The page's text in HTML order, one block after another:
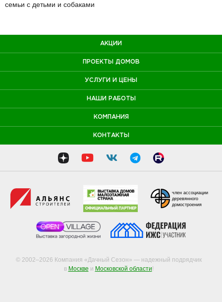
семьи с детьми и собаками
АКЦИИ
ПРОЕКТЫ ДОМОВ
УСЛУГИ И ЦЕНЫ
НАШИ РАБОТЫ
КОМПАНИЯ
КОНТАКТЫ
© 2002–2026 Компания «Дачный Сезон» — надежный подрядчик
в Москве и Московской области!
член ассоциации
деревянного
домостроения